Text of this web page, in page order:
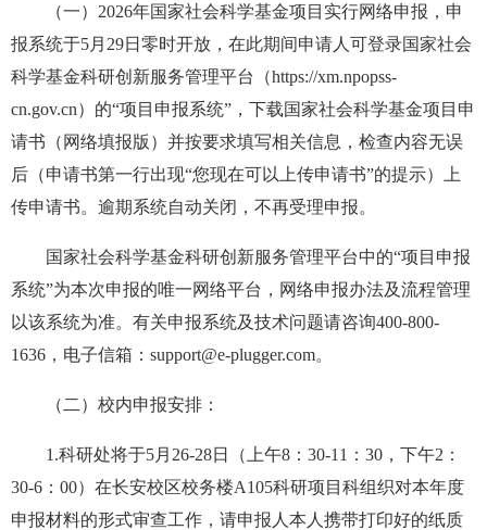
（一）2026年国家社会科学基金项目实行网络申报，申
报系统于5月29日零时开放，在此期间申请人可登录国家社会
科学基金科研创新服务管理平台（https://xm.npopss-
cn.gov.cn）的“项目申报系统”，下载国家社会科学基金项目申
请书（网络填报版）并按要求填写相关信息，检查内容无误
后（申请书第一行出现“您现在可以上传申请书”的提示）上
传申请书。逾期系统自动关闭，不再受理申报。
国家社会科学基金科研创新服务管理平台中的“项目申报
系统”为本次申报的唯一网络平台，网络申报办法及流程管理
以该系统为准。有关申报系统及技术问题请咨询400-800-
1636，电子信箱：support@e-plugger.com。
（二）校内申报安排：
1.科研处将于5月26-28日（上午8：30-11：30，下午2：
30-6：00）在长安校区校务楼A105科研项目科组织对本年度
申报材料的形式审查工作，请申报人本人携带打印好的纸质